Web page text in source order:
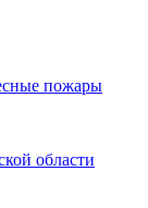
пожары
области